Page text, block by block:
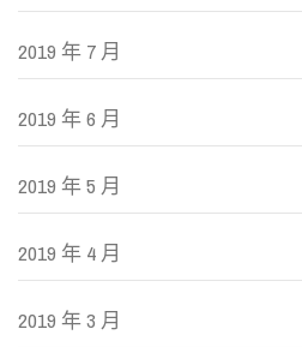
2019 年 7 月
2019 年 6 月
2019 年 5 月
2019 年 4 月
2019 年 3 月